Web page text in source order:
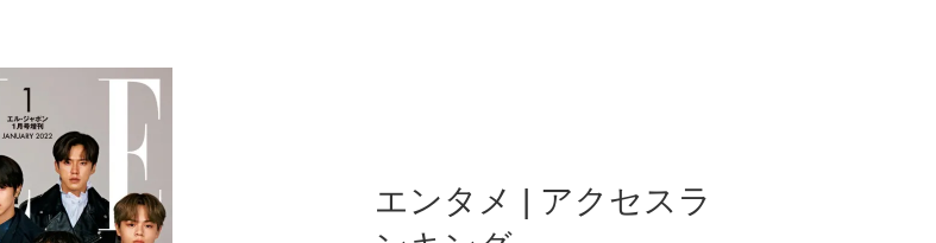
エンタメ | アクセスラ